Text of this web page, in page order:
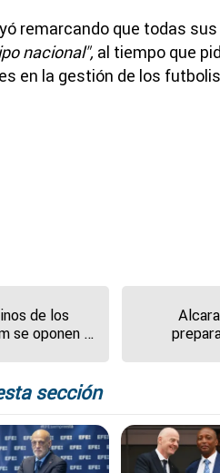
remarcando que todas
nacional", al tiempo que
en la gestión de los
de los
se oponen a
algo estilo
Florida"
sección